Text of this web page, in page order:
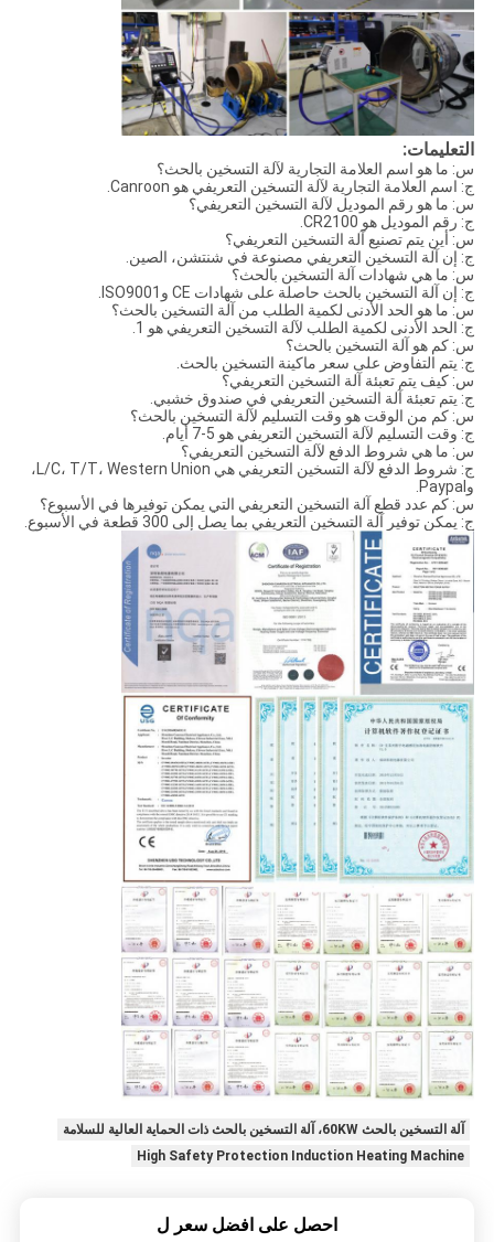
التعليمات:
س: ما هو اسم العلامة التجارية لآلة التسخين بالحث؟
ج: اسم العلامة التجارية لآلة التسخين التعريفي هو Canroon.
س: ما هو رقم الموديل لآلة التسخين التعريفي؟
ج: رقم الموديل هو CR2100.
س: أين يتم تصنيع آلة التسخين التعريفي؟
ج: إن آلة التسخين التعريفي مصنوعة في شنتشن، الصين.
س: ما هي شهادات آلة التسخين بالحث؟
ج: إن آلة التسخين بالحث حاصلة على شهادات CE وISO9001.
س: ما هو الحد الأدنى لكمية الطلب من آلة التسخين بالحث؟
ج: الحد الأدنى لكمية الطلب لآلة التسخين التعريفي هو 1.
س: كم هو آلة التسخين بالحث؟
ج: يتم التفاوض على سعر ماكينة التسخين بالحث.
س: كيف يتم تعبئة آلة التسخين التعريفي؟
ج: يتم تعبئة آلة التسخين التعريفي في صندوق خشبي.
س: كم من الوقت هو وقت التسليم لآلة التسخين بالحث؟
ج: وقت التسليم لآلة التسخين التعريفي هو 5-7 أيام.
س: ما هي شروط الدفع لآلة التسخين التعريفي؟
ج: شروط الدفع لآلة التسخين التعريفي هي L/C، T/T، Western Union،
وPaypal.
س: كم عدد قطع آلة التسخين التعريفي التي يمكن توفيرها في الأسبوع؟
ج: يمكن توفير آلة التسخين التعريفي بما يصل إلى 300 قطعة في الأسبوع.
آلة التسخين بالحث 60KW، آلة التسخين بالحث ذات الحماية العالية للسلامة
High Safety Protection Induction Heating Machine
احصل على افضل سعر ل